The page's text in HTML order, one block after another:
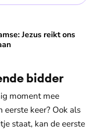
Jezus reikt ons
ons zijn gebedsleven aan
bidder
moment mee
eerste keer? Ook als
staat, kan de eerste